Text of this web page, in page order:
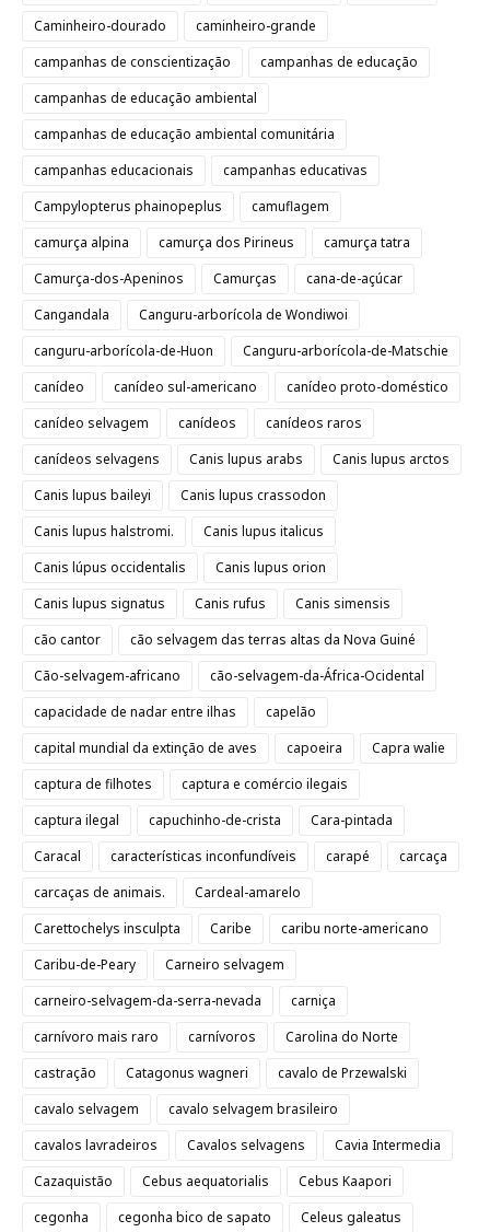
Caminheiro-dourado
caminheiro-grande
campanhas de conscientização
campanhas de educação
campanhas de educação ambiental
campanhas de educação ambiental comunitária
campanhas educacionais
campanhas educativas
Campylopterus phainopeplus
camuflagem
camurça alpina
camurça dos Pirineus
camurça tatra
Camurça-dos-Apeninos
Camurças
cana-de-açúcar
Cangandala
Canguru-arborícola de Wondiwoi
canguru-arborícola-de-Huon
Canguru-arborícola-de-Matschie
canídeo
canídeo sul-americano
canídeo proto-doméstico
canídeo selvagem
canídeos
canídeos raros
canídeos selvagens
Canis lupus arabs
Canis lupus arctos
Canis lupus baileyi
Canis lupus crassodon
Canis lupus halstromi.
Canis lupus italicus
Canis lúpus occidentalis
Canis lupus orion
Canis lupus signatus
Canis rufus
Canis simensis
cão cantor
cão selvagem das terras altas da Nova Guiné
Cão-selvagem-africano
cão-selvagem-da-África-Ocidental
capacidade de nadar entre ilhas
capelão
capital mundial da extinção de aves
capoeira
Capra walie
captura de filhotes
captura e comércio ilegais
captura ilegal
capuchinho-de-crista
Cara-pintada
Caracal
características inconfundíveis carapé
carcaça
carcaças de animais.
Cardeal-amarelo
Carettochelys insculpta
Caribe
caribu norte-americano
Caribu-de-Peary
Carneiro selvagem
carneiro-selvagem-da-serra-nevada
carniça
carnívoro mais raro
carnívoros
Carolina do Norte
castração
Catagonus wagneri
cavalo de Przewalski
cavalo selvagem
cavalo selvagem brasileiro
cavalos lavradeiros
Cavalos selvagens
Cavia Intermedia
Cazaquistão
Cebus aequatorialis
Cebus Kaapori
cegonha
cegonha bico de sapato Celeus galeatus